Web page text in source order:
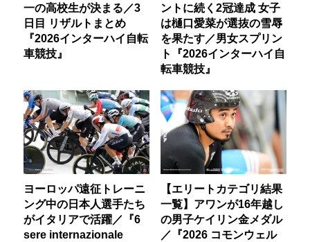
一の高校生が決まる／3
日目 リザルトまとめ
『2026インターハイ自転
車競技』
ントに続く2冠達成 女子
は樋口愛菜が選抜の雪辱
を果たす／男女スプリン
ト『2026インターハイ自
転車競技』
ヨーロッパ遠征トレーニ
ング中の日本人選手たち
がイタリアで活躍／『6
sere internazionale
【エリートカテゴリ結果
一覧】アワンが16年越し
の男子ケイリン金メダル
／『2026 コモンウェル